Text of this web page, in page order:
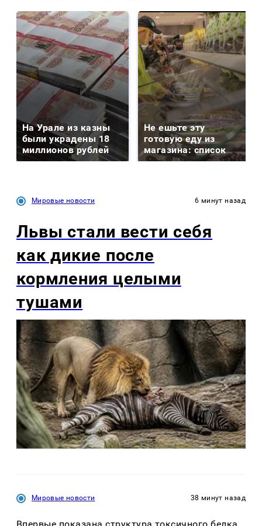
На Урале из казны
были украдены 18
миллионов рублей
Не ешьте эту
готовую еду из
магазина: список
Мировые новости 6 минут назад
Львы стали вести себя
как дикие после
кормления целыми
тушами
Мировые новости 38 минут назад